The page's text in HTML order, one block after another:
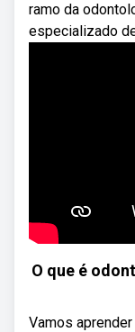
ramo da
especializado
O que é
Vamos